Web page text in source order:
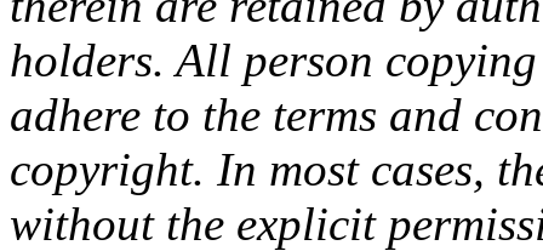
holders. All person
adhere to the terms and
copyright. In most cases,
without the explicit